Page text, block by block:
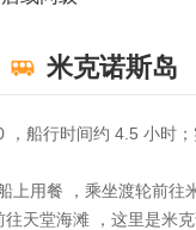
米克诺斯岛
，船行时间约 4.5 小时
上用餐 ，乘坐渡轮前
天堂海滩 ，这里是米